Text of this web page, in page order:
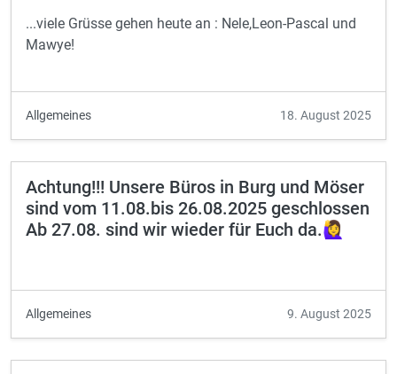
...viele Grüsse gehen heute an : Nele,Leon-Pascal und
Mawye!
Allgemeines 18. August 2025
Achtung!!! Unsere Büros in Burg und Möser
sind vom 11.08.bis 26.08.2025 geschlossen
Ab 27.08. sind wir wieder für Euch da.🙋‍♀️
Allgemeines 9. August 2025